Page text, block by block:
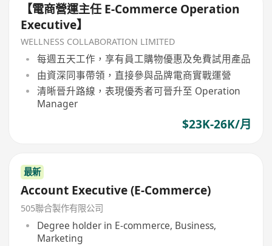
【電商營運主任 E-Commerce Operation
Executive】
WELLNESS COLLABORATION LIMITED
每週五天工作，享有員工購物優惠及免費試用產品
由資深同事帶領，直接參與品牌電商實戰運營
清晰晉升路線，表現優秀者可晉升至 Operation
Manager
$23K-26K/月
最新
Account Executive (E-Commerce)
505聯合製作有限公司
Degree holder in E-commerce, Business,
Marketing